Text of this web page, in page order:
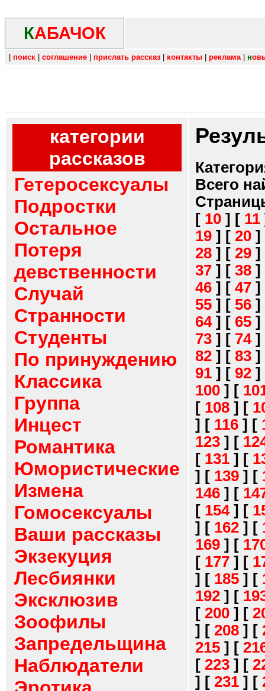
КАБАЧОК
поиск соглашение прислать рассказ контакты реклама| н
категории
рассказов
Гетеросексуалы
Подростки
Остальное
Потеря
девственности
Случай
Странности
Студенты
По принуждению
Классика
Группа
Инцест
Романтика
Юмористические
Измена
Гомосексуалы
Ваши рассказы
Экзекуция
Лесбиянки
Эксклюзив
Зоофилы
Запредельщина
Наблюдатели
Всего
[ 10 ] [ 11
19 ] [ 20 ]
28 ] [ 29 ]
37 ] [ 38 ]
46 ] [ 47 ]
55 ] [ 56 ]
64] [ 65 ]
73 ] [ 74]
82 ] [ 83 ]
91 ] [ 92 ]
100 ] [
[ 108 ] [
] [ 116 ] [
123 ] [
[ 131 ] [
] [ 139 ] [
146 ] [
[ 154] [
] [ 162 ] [
169 ] [
[ 177 ] [
] [ 185 ] [
192 ] [
[ 200 ] [
] [ 208 ] [
215 ] [
[ 223 ] [
] [ 231 ] [